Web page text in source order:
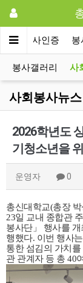
사회봉사인증 봉
봉사갤러리 사
사회봉사뉴스
2026학년도
기청소년을
운영자 0
총신대학교(총장
23일 교내 종합관
봉사단」 행사를
행했다. 이번 행사
통한 섬김의 가치를
관 관계자 등 총 40